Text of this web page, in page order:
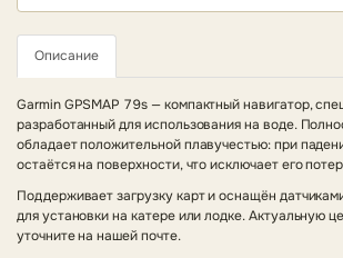
Описание
Garmin GPSMAP 79s — компактный навигатор,
разработанный для использования на воде.
обладает положительной плавучестью: при
остаётся на поверхности, что исключает его
Поддерживает загрузку карт и оснащён
для установки на катере или лодке. Актуальную
уточните на нашей почте.